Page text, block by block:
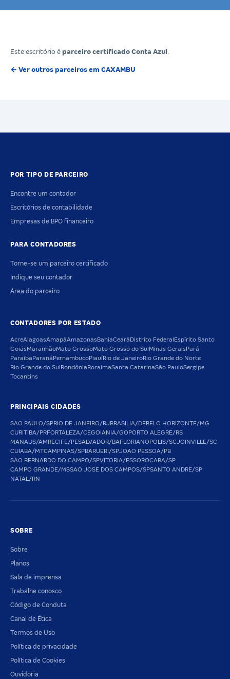
Este escritório é parceiro certificado Conta Azul
← Ver outros parceiros em CAXAMBU
POR TIPO DE PARCEIRO
Encontre um contador
Escritórios de contabilidade
Empresas de BPO financeiro
PARA CONTADORES
Torne-se um parceiro certificado
Indique seu contador
Área do parceiro
CONTADORES POR ESTADO
AcreAlagoasAmapáAmazonas BahiaCeará Distrito Federal Espírito Santo
GoiásMaranhãoMato GrossoMato Grosso do Sul Minas Gerais Pará
Paraíba Paraná PernambucoPiauíRio de JaneiroRio Grande do Norte
Rio Grande do Sul Rondônia RoraimaSanta CatarinaSão PauloSergipe
Tocantins
PRINCIPAIS CIDADES
SAO PAULO/SPRIO DE JANEIRO/RJBRASILIA/DFBELO HORIZONTE/MG
CURITIBA/PRFORTALEZA/CEGOIANIA/GOPORTO ALEGRE/RS
MANAUS/AMRECIFE/PESALVADOR/BAFLORIANOPOLIS/SCJOINVILLE/SC
CUIABA/MTCAMPINAS/SPBARUERI/SPJOAO PESSOA/PB
SAO BERNARDO DO CAMPO/SPVITORIA/ESSOROCABA/SP
CAMPO GRANDE/MSSAO JOSE DOS CAMPOS/SPSANTO ANDRE/SP
NATAL/RN
SOBRE
Sobre
Planos
Sala de imprensa
Trabalhe conosco
Código de Conduta
Canal de Ética
Termos de Uso
Política de privacidade
Política de Cookies
Ouvidoria